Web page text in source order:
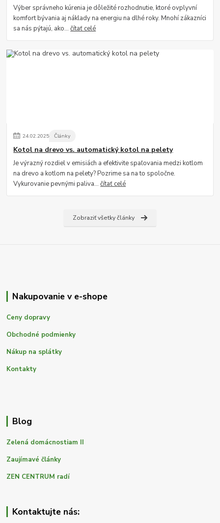
Výber správneho kúrenia je dôležité rozhodnutie, ktoré ovplyvní
komfort bývania aj náklady na energiu na dlhé roky. Mnohí zákazníci
sa nás pýtajú, ako...čítať celé
24.02.2025 Články
Kotol na drevo vs. automatický kotol na pelety
Je výrazný rozdiel v emisiách a efektivite spaľovania medzi kotlom
na drevo a kotlom na pelety? Pozrime sa na to spoločne.
Vykurovanie pevnými paliva...čítať celé
Zobraziť všetky články
Nakupovanie v e-shope
Ceny dopravy
Obchodné podmienky
Nákup na splátky
Kontakty
Blog
Zelená domácnostiam II
Zaujímavé články
ZEN CENTRUM radí
Kontaktujte nás: